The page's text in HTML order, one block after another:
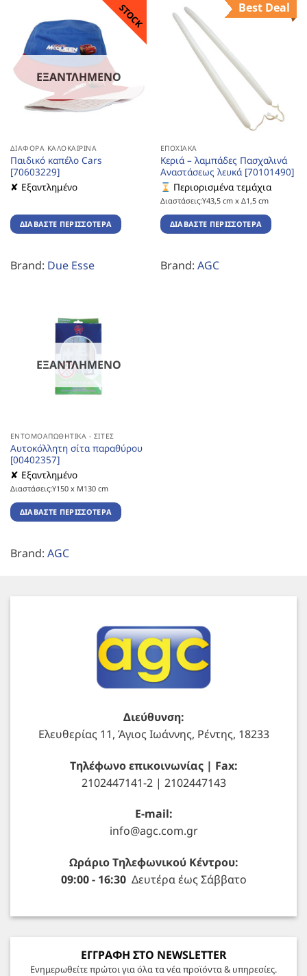
STOCK
ΕΞΑΝΤΛΗΜΈΝΟ
ΔΙΆΦΟΡΑ ΚΑΛΟΚΑΙΡΙΝΆ
Παιδικό καπέλο Cars
[70603229]
✘ Εξαντλημένο
ΔΙΑΒΆΣΤΕ ΠΕΡΙΣΣΌΤΕΡΑ
Brand: Due Esse
Best Deal
ΕΠΟΧΙΑΚΆ
Κεριά – λαμπάδες Πασχαλινά
Αναστάσεως λευκά [70101490]
Περιορισμένα τεμάχια
Διαστάσεις:Υ43,5 cm x Δ1,5 cm
ΔΙΑΒΆΣΤΕ ΠΕΡΙΣΣΌΤΕΡΑ
Brand: AGC
ΕΞΑΝΤΛΗΜΈΝΟ
ΕΝΤΟΜΟΑΠΩΘΗΤΙΚΆ - ΣΊΤΕΣ
Αυτοκόλλητη σίτα παραθύρου
[00402357]
✘ Εξαντλημένο
Διαστάσεις:Υ150 x Μ130 cm
ΔΙΑΒΆΣΤΕ ΠΕΡΙΣΣΌΤΕΡΑ
Brand: AGC
Διεύθυνση:
Ελευθερίας 11, Άγιος Ιωάννης, Ρέντης, 18233
Τηλέφωνο επικοινωνίας | Fax:
2102447141-2 | 2102447143
E-mail:
info@agc.com.gr
Ωράριο Τηλεφωνικού Κέντρου:
09:00 - 16:30Δευτέρα έως Σάββατο
ΕΓΓΡΑΦΗ ΣΤΟ NEWSLETTER
Ενημερωθείτε πρώτοι για όλα τα νέα προϊόντα & υπηρεσίες.